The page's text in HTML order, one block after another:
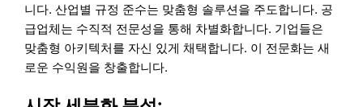
니다. 산업별 규정 준수는 맞춤형 솔루션을 주도합니다. 공
급업체는 수직적 전문성을 통해 차별화합니다. 기업들은
맞춤형 아키텍처를 자신 있게 채택합니다. 이 전문화는 새
로운 수익원을 창출합니다.